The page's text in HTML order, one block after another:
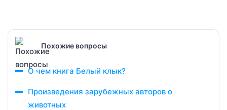
Похожие вопросы
О чем книга Белый клык?
Произведения зарубежных авторов о
животных